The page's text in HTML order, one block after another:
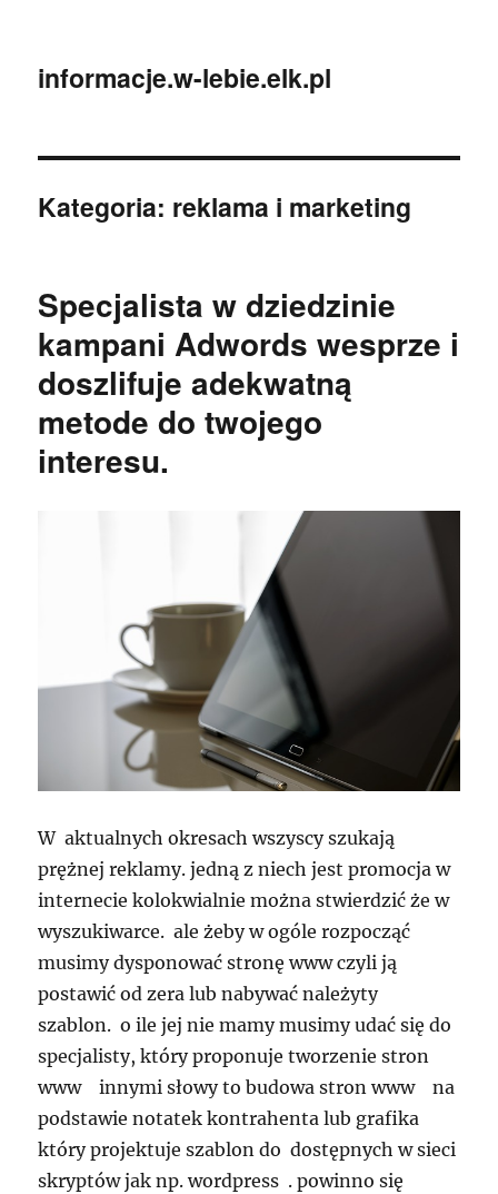
informacje.w-lebie.elk.pl
Kategoria: reklama i marketing
Specjalista w dziedzinie
kampani Adwords wesprze i
doszlifuje adekwatną
metode do twojego
interesu.
W aktualnych okresach wszyscy szukają
prężnej reklamy. jedną z niech jest promocja w
internecie kolokwialnie można stwierdzić że w
wyszukiwarce. ale żeby w ogóle rozpocząć
musimy dysponować stronę www czyli ją
postawić od zera lub nabywać należyty
szablon. o ile jej nie mamy musimy udać się do
specjalisty, który proponuje tworzenie stron
www innymi słowy to budowa stron www na
podstawie notatek kontrahenta lub grafika
który projektuje szablon do dostępnych w sieci
skryptów jak np. wordpress . powinno się